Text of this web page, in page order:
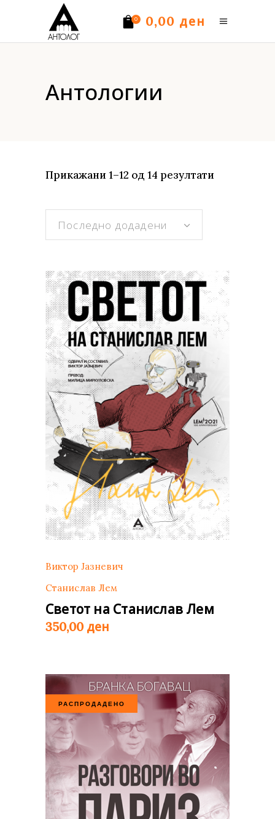
0 0,00 ден
Антологии
Прикажани 1–12 од 14 резултати
Последно додадени
Виктор Јазневич
Станислав Лем
Светот на Станислав Лем
350,00 ден
РАСПРОДАДЕНО